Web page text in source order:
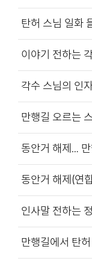
탄허 스님 일화
이야기 전하는
각수 스님의 인
만행길 오르는
동안거 해제…
동안거 해제(
인사말 전하는
만행길에서 탄